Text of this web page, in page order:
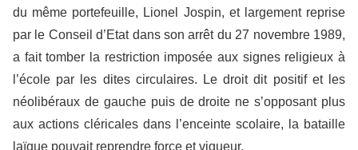
du même portefeuille, Lionel Jospin, et largement reprise
par le Conseil d’Etat dans son arrêt du 27 novembre 1989,
a fait tomber la restriction imposée aux signes religieux à
l’école par les dites circulaires. Le droit dit positif et les
néolibéraux de gauche puis de droite ne s’opposant plus
aux actions cléricales dans l’enceinte scolaire, la bataille
laïque pouvait reprendre force et vigueur.